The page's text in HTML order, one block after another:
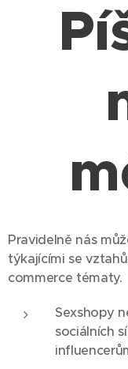
Pravidelně nás
týkajícími se
commerce tématy.
Sexshopy
sociálních